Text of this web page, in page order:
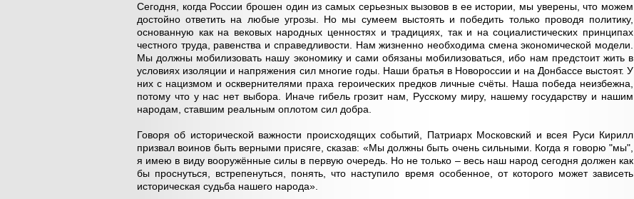
Сегодня, когда России брошен один из самых серьезных вызовов в ее истории, мы уверены, что можем
достойно ответить на любые угрозы. Но мы сумеем выстоять и победить только проводя политику,
основанную как на вековых народных ценностях и традициях, так и на социалистических принципах
честного труда, равенства и справедливости. Нам жизненно необходима смена экономической модели.
Мы должны мобилизовать нашу экономику и сами обязаны мобилизоваться, ибо нам предстоит жить в
условиях изоляции и напряжения сил многие годы. Наши братья в Новороссии и на Донбассе выстоят. У
них с нацизмом и осквернителями праха героических предков личные счёты. Наша победа неизбежна,
потому что у нас нет выбора. Иначе гибель грозит нам, Русскому миру, нашему государству и нашим
народам, ставшим реальным оплотом сил добра.
Говоря об исторической важности происходящих событий, Патриарх Московский и всея Руси Кирилл
призвал воинов быть верными присяге, сказав: «Мы должны быть очень сильными. Когда я говорю "мы",
я имею в виду вооружённые силы в первую очередь. Но не только – весь наш народ сегодня должен как
бы проснуться, встрепенуться, понять, что наступило время особенное, от которого может зависеть
историческая судьба нашего народа».